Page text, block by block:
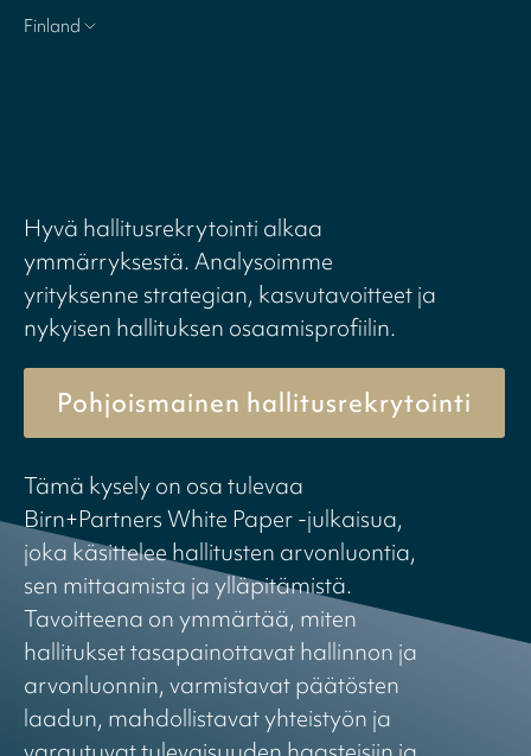
Finland
Hyvä hallitusrekrytointi alkaa
ymmärryksestä. Analysoimme
yrityksenne strategian, kasvutavoitteet ja
nykyisen hallituksen osaamisprofiilin.
Pohjoismainen hallitusrekrytointi
Tämä kysely on osa tulevaa
Birn+Partners White Paper -julkaisua,
joka käsittelee hallitusten arvonluontia,
sen mittaamista ja ylläpitämistä.
Tavoitteena on ymmärtää, miten
hallitukset tasapainottavat hallinnon ja
arvonluonnin, varmistavat päätösten
laadun, mahdollistavat yhteistyön ja